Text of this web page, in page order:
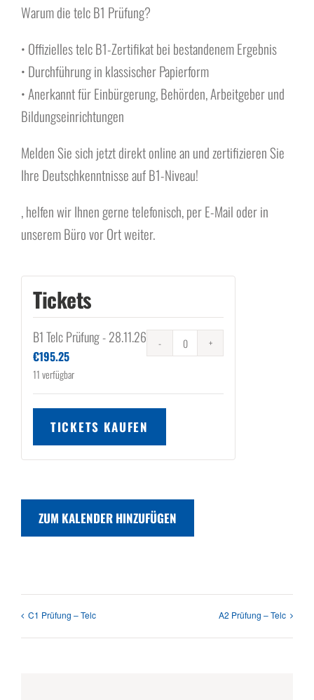
Warum die telc B1 Prüfung?
• Offizielles telc B1-Zertifikat bei bestandenem Ergebnis
• Durchführung in klassischer Papierform
• Anerkannt für Einbürgerung, Behörden, Arbeitgeber und
Bildungseinrichtungen
Melden Sie sich jetzt direkt online an und zertifizieren Sie
Ihre Deutschkenntnisse auf B1-Niveau!
, helfen wir Ihnen gerne telefonisch, per E-Mail oder in
unserem Büro vor Ort weiter.
Tickets
B1 Telc Prüfung - 28.11.26
€195.25
11verfügbar
Anzahl
TICKETS KAUFEN
ZUM KALENDER HINZUFÜGEN
C1 Prüfung – Telc A2 Prüfung – Telc